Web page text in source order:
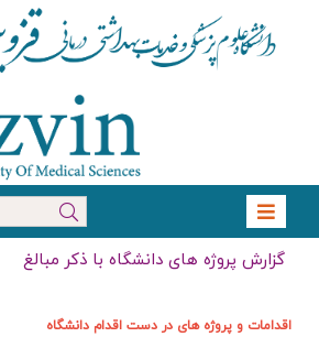
گزارش پروژه های دانشگاه با ذکر مبالغ
اقدامات و پروژه های در دست اقدام دانشگاه